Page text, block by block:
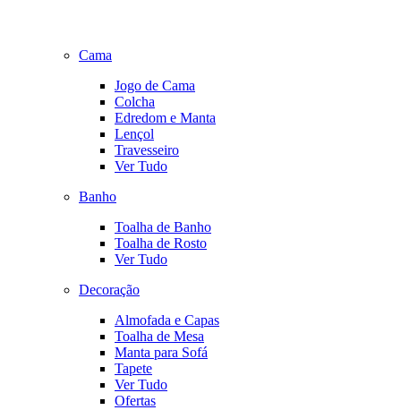
Cama
Jogo de Cama
Colcha
Edredom e Manta
Lençol
Travesseiro
Ver Tudo
Banho
Toalha de Banho
Toalha de Rosto
Ver Tudo
Decoração
Almofada e Capas
Toalha de Mesa
Manta para Sofá
Tapete
Ver Tudo
Ofertas